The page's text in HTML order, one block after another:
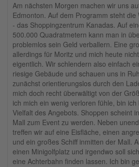
Am nächsten Morgen machen wir uns
Edmonton. Auf dem Programm steht die
- das Shoppingzentrum Kanadas. Auf
500.000 Quadratmetern kann man in
problemlos sein Geld verballern. Eine
allerdings für Moritz und mich heute
eigentlich. Wir schlendern also einfach
riesige Gebäude und schauen uns in
zunächst orientierungslos durch den
mich doch recht überwältigt von der
ich mich ein wenig verloren fühle, bin
Vielfalt des Angebots. Shoppen scheint
Mall zum Event zu werden. Neben
treffen wir auf eine Eisfläche, einen
und ein großes Schiff inmitten der Mall.
einen Minigolfplatz und irgendwo soll
eine Achterbahn finden lassen. Ich bin